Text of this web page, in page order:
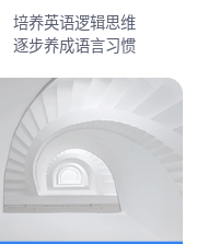
培养英语逻辑思维
逐步养成语言习惯